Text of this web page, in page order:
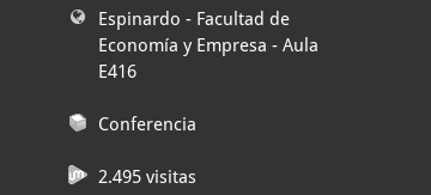
Espinardo - Facultad de
Economía y Empresa - Aula
E416
Conferencia
2.495 visitas